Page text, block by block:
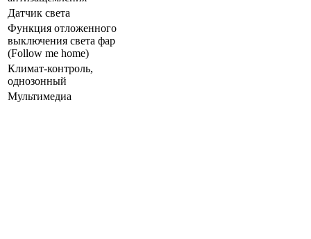
Датчик света
Функция отложенного
выключения света фар
(Follow me home)
Климат-контроль,
однозонный
Мультимедиа